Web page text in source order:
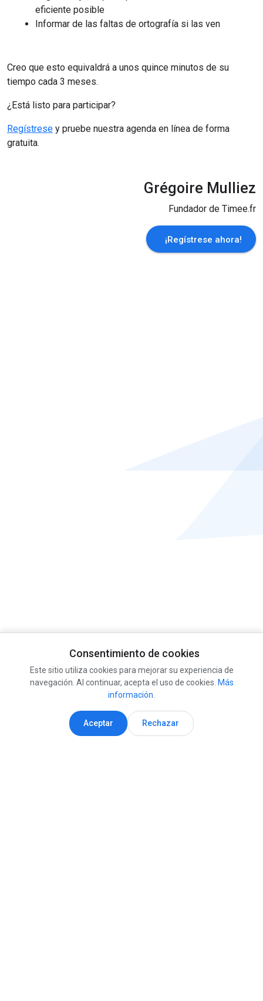
Consentimiento de cookies
Este sitio utiliza cookies para mejorar su experiencia de
navegación. Al continuar, acepta el uso de cookies. Más
información
Aceptar Rechazar
eficiente posible
Informar de las faltas de ortografía si las ven
Creo que esto equivaldrá a unos quince minutos de su
tiempo cada 3 meses.
¿Está listo para participar?
Regístrese y pruebe nuestra agenda en línea de forma
gratuita.
Grégoire Mulliez
Fundador de Timee.fr
¡Regístrese ahora!